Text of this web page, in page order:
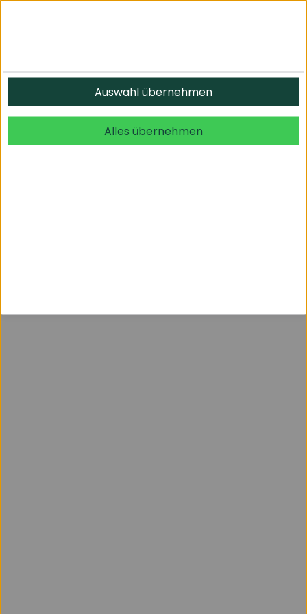
© 2026 undefined. alle Rechte vorbehalten.
Auswahl übernehmen
Alles übernehmen